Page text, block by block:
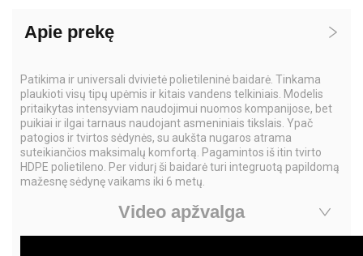
Apie prekę
Patikima ir universali dvivietė polietileninė baidarė. Tinkama
plaukioti visų tipų upėmis ir kitais vandens telkiniais. Modelis
pritaikytas intensyviam naudojimui nuomos kompanijose, bet
puikiai ir ilgai tarnaus naudojant asmeniniais tikslais. Ypač
patogios ir tvirtos sėdynės, su aukšta nugaros atrama
suteikiančios maksimalų komfortą. Pagamintos iš itin tvirto
HDPE polietileno. Per vidurį ši baidarė turi integruotą papildomą
mažesnę sėdynę vaikams iki 6 metų.
Video apžvalga